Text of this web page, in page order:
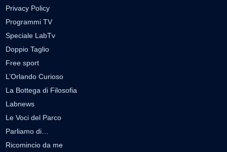
Privacy Policy
Programmi TV
Speciale LabTv
Doppio Taglio
Free sport
L’Orlando Curioso
La Bottega di Filosofia
Labnews
Le Voci del Parco
Parliamo di…
Ricomincio da me